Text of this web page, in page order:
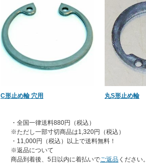
C形止め輪 穴用 丸S形止め輪
・全国一律送料880円（税込）
※ただし一部寸切商品は1,320円（税込）
・11,000円（税込）以上で送料無料！
※返品について
商品到着後、5日以内に着払いでご返品 ください。